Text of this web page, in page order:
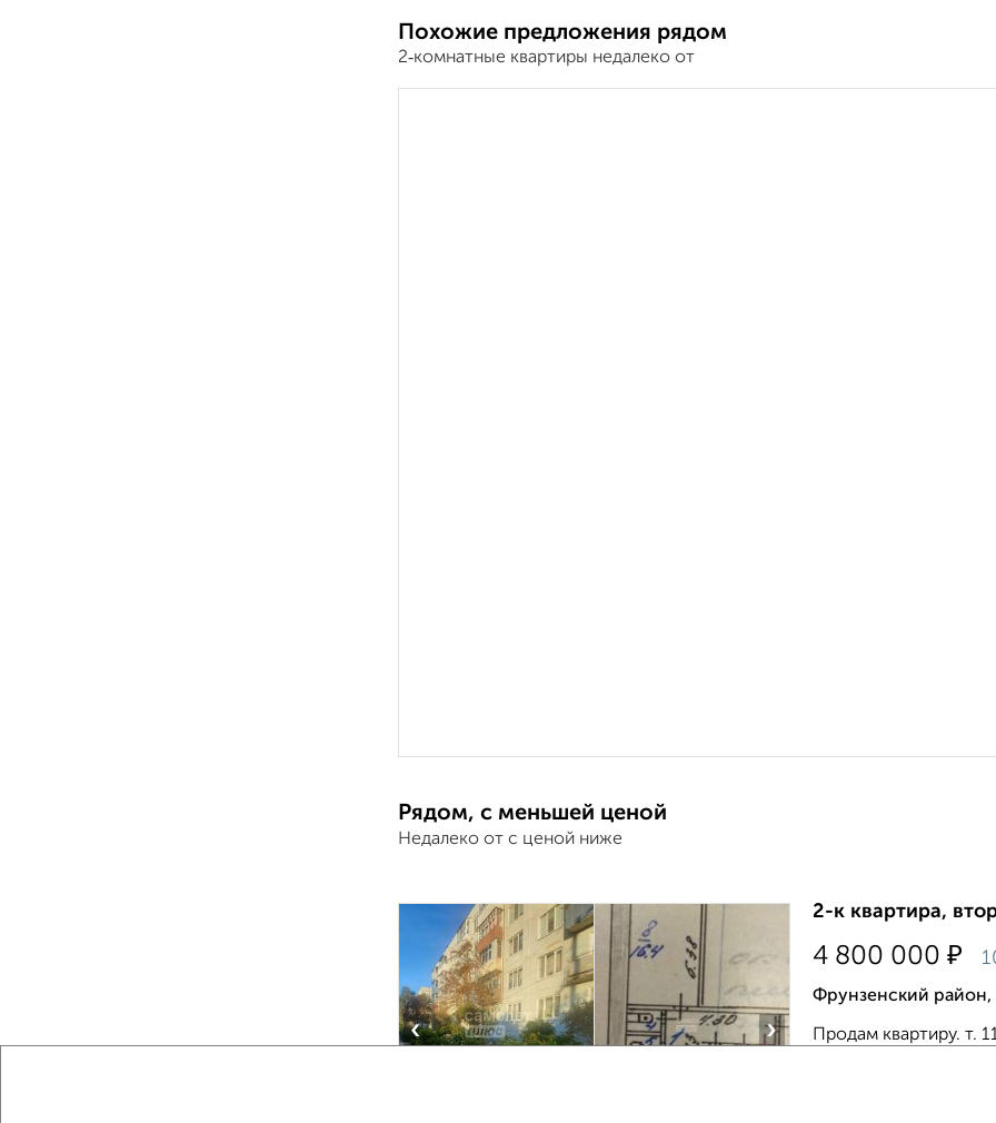
Похожие предложения рядом
2‑комнатные квартиры недалеко от
Рядом, с меньшей ценой
Недалеко от с ценой ниже
‹ ›
2-к квартира,
4 800 000 ₽
Фрунзенский район,
Продам квартиру. т.